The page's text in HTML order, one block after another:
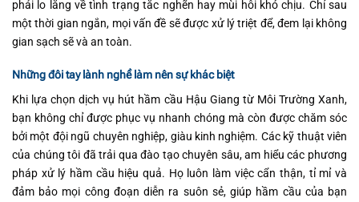
phải lo lắng về tình trạng tắc nghẽn hay mùi hôi khó chịu. Chỉ sau
một thời gian ngắn, mọi vấn đề sẽ được xử lý triệt để, đem lại không
gian sạch sẽ và an toàn.
Những đôi tay lành nghề làm nên sự khác biệt
Khi lựa chọn dịch vụ hút hầm cầu Hậu Giang từ Môi Trường Xanh,
bạn không chỉ được phục vụ nhanh chóng mà còn được chăm sóc
bởi một đội ngũ chuyên nghiệp, giàu kinh nghiệm. Các kỹ thuật viên
của chúng tôi đã trải qua đào tạo chuyên sâu, am hiểu các phương
pháp xử lý hầm cầu hiệu quả. Họ luôn làm việc cẩn thận, tỉ mỉ và
đảm bảo mọi công đoạn diễn ra suôn sẻ, giúp hầm cầu của bạn